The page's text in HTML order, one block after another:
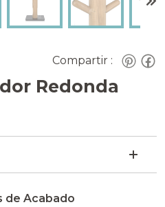
Compartir :
Redonda
de Acabado